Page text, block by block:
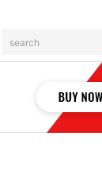
search